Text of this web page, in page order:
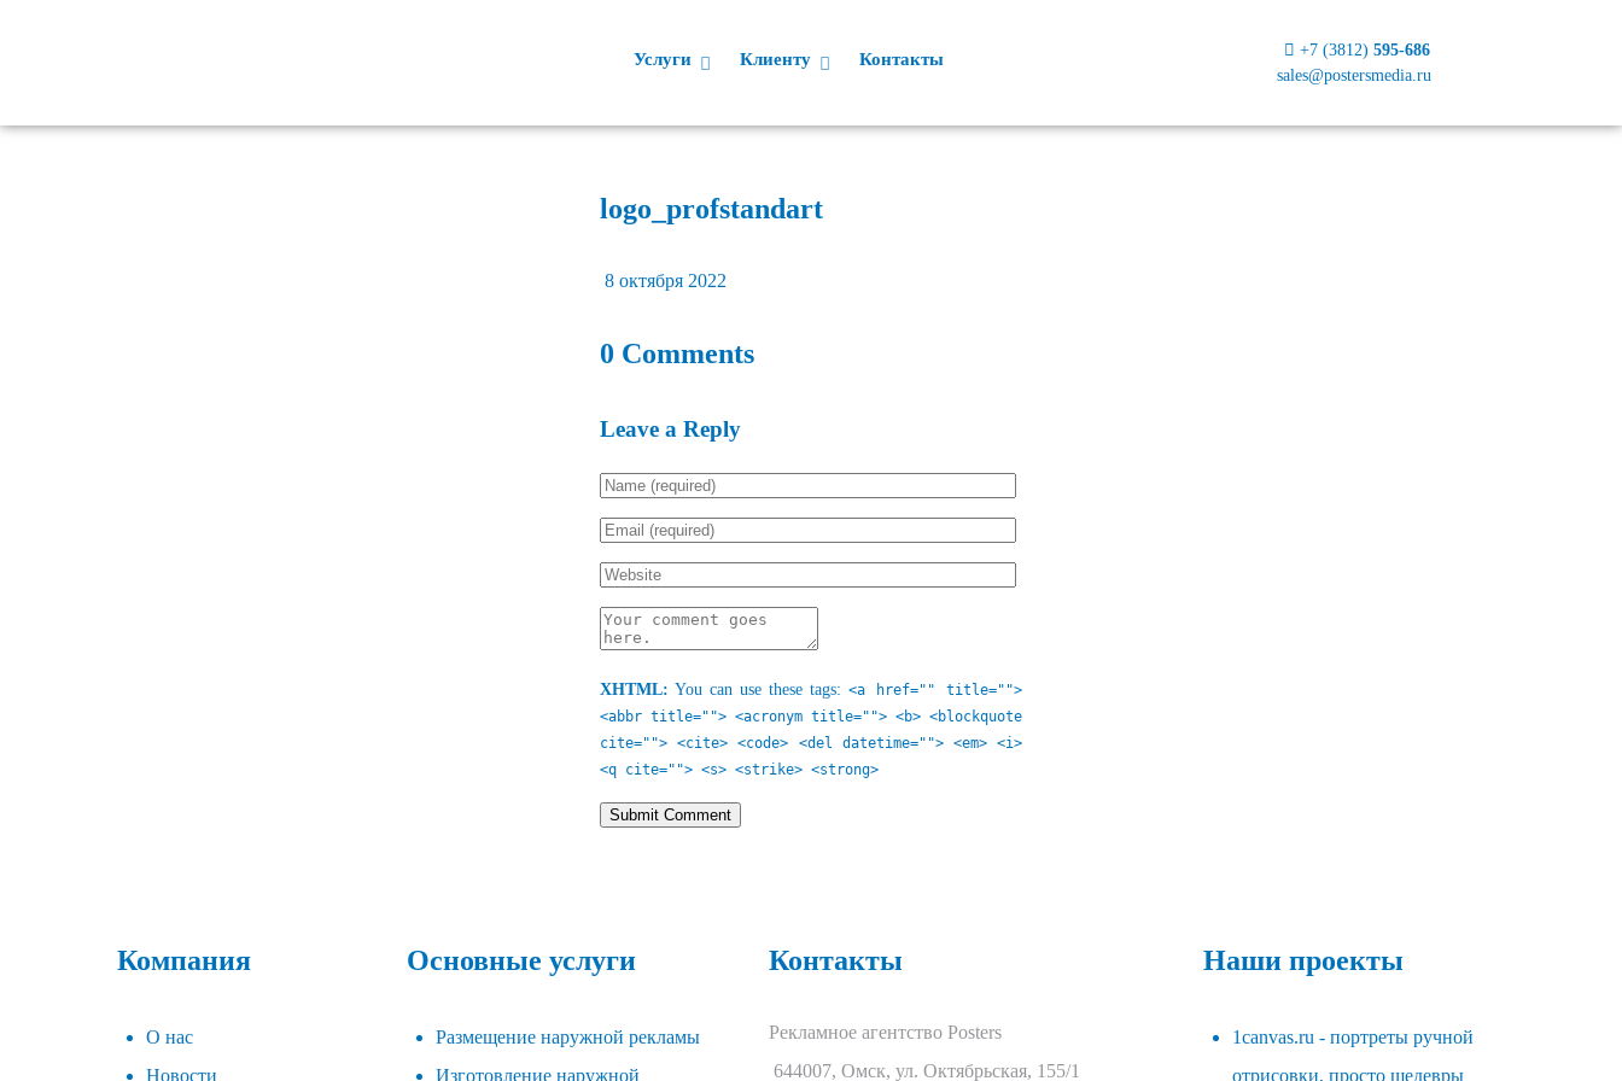
Услуги Клиенту Контакты +7 (3812)595-686
sales@postersmedia.ru
logo_profstandart
8 октября 2022
0 Comments
Leave a Reply
XHTML: You can use these tags: <a href="" title="">
<abbr title=""> <acronym title=""> <b> <blockquote
cite=""> <cite> <code> <del datetime=""> <em> <i>
<q cite=""> <s> <strike> <strong>
Компания
О нас
Новости
Основные услуги
Размещение наружной рекламы
Изготовление наружной
Контакты
Рекламное агентство Posters
644007, Омск, ул. Октябрьская, 155/1
Наши проекты
1canvas.ru - портреты ручной
отрисовки, просто шедевры